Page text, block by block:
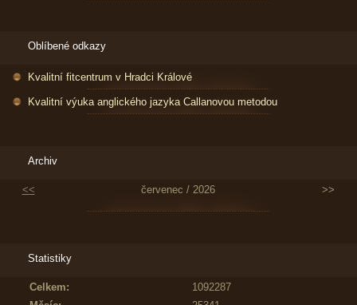
Oblíbené odkazy
Kvalitní fitcentrum v Hradci Králové
Kvalitní výuka anglického jazyka Callanovou metodou
Archiv
<< červenec / 2026 >>
Statistiky
Celkem:
1092287